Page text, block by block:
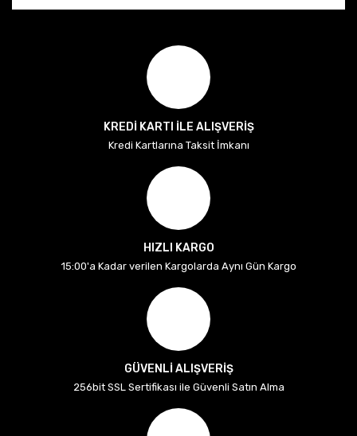
KREDİ KARTI İLE ALIŞVERİŞ
Kredi Kartlarına Taksit İmkanı
HIZLI KARGO
15:00'a Kadar verilen Kargolarda Aynı Gün Kargo
GÜVENLİ ALIŞVERİŞ
256bit SSL Sertifikası ile Güvenli Satın Alma